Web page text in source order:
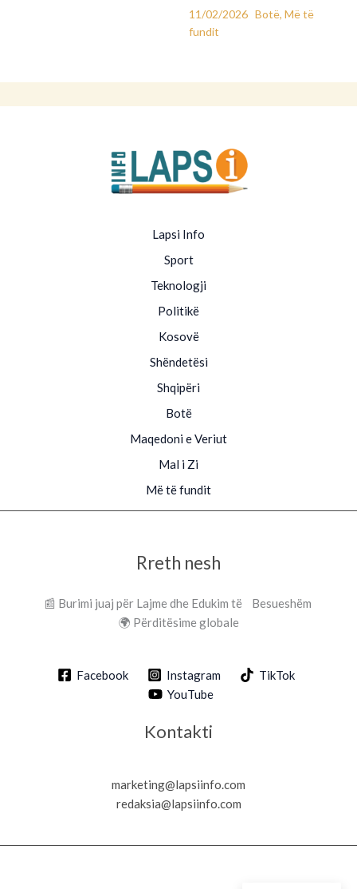
11/02/2026 Botë, Më të
fundit
Lapsi Info
Sport
Teknologji
Politikë
Kosovë
Shëndetësi
Shqipëri
Botë
Maqedoni e Veriut
Mal i Zi
Më të fundit
Rreth nesh
📰 Burimi juaj për Lajme dhe Edukim të Besueshëm
🌍 Përditësime globale
Facebook Instagram
TikTok
YouTube
Kontakti
marketing@lapsiinfo.com
redaksia@lapsiinfo.com